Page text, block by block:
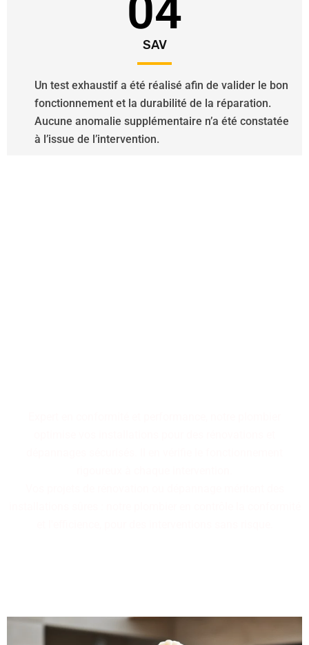
04
SAV
Un test exhaustif a été réalisé afin de valider le bon
fonctionnement et la durabilité de la réparation.
Aucune anomalie supplémentaire n’a été constatée
à l’issue de l’intervention.